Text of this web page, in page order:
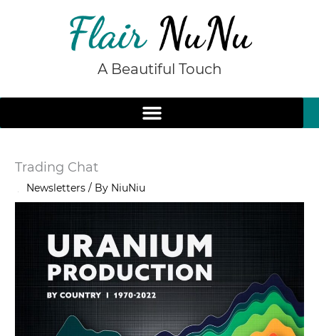
A Beautiful Touch
Trading Chat
Newsletters / By NiuNiu